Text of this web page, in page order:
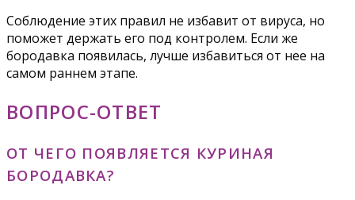
Соблюдение этих правил не избавит от вируса, но
поможет держать его под контролем. Если же
бородавка появилась, лучше избавиться от нее на
самом раннем этапе.
ВОПРОС-ОТВЕТ
ОТ ЧЕГО ПОЯВЛЯЕТСЯ КУРИНАЯ
БОРОДАВКА?